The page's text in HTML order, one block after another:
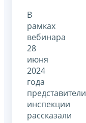
В
рамках
вебинара
28
июня
2024
года
представители
инспекции
рассказали